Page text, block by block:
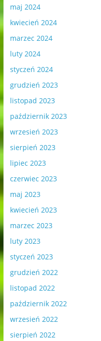
maj 2024
kwiecień 2024
marzec 2024
luty 2024
styczeń 2024
grudzień 2023
listopad 2023
październik 2023
wrzesień 2023
sierpień 2023
lipiec 2023
czerwiec 2023
maj 2023
kwiecień 2023
marzec 2023
luty 2023
styczeń 2023
grudzień 2022
listopad 2022
październik 2022
wrzesień 2022
sierpień 2022